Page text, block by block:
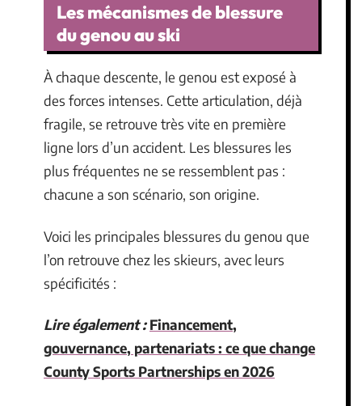
Les mécanismes de blessure
du genou au ski
À chaque descente, le genou est exposé à
des forces intenses. Cette articulation, déjà
fragile, se retrouve très vite en première
ligne lors d’un accident. Les blessures les
plus fréquentes ne se ressemblent pas :
chacune a son scénario, son origine.
Voici les principales blessures du genou que
l’on retrouve chez les skieurs, avec leurs
spécificités :
Lire également : Financement,
gouvernance, partenariats : ce que change
County Sports Partnerships en 2026